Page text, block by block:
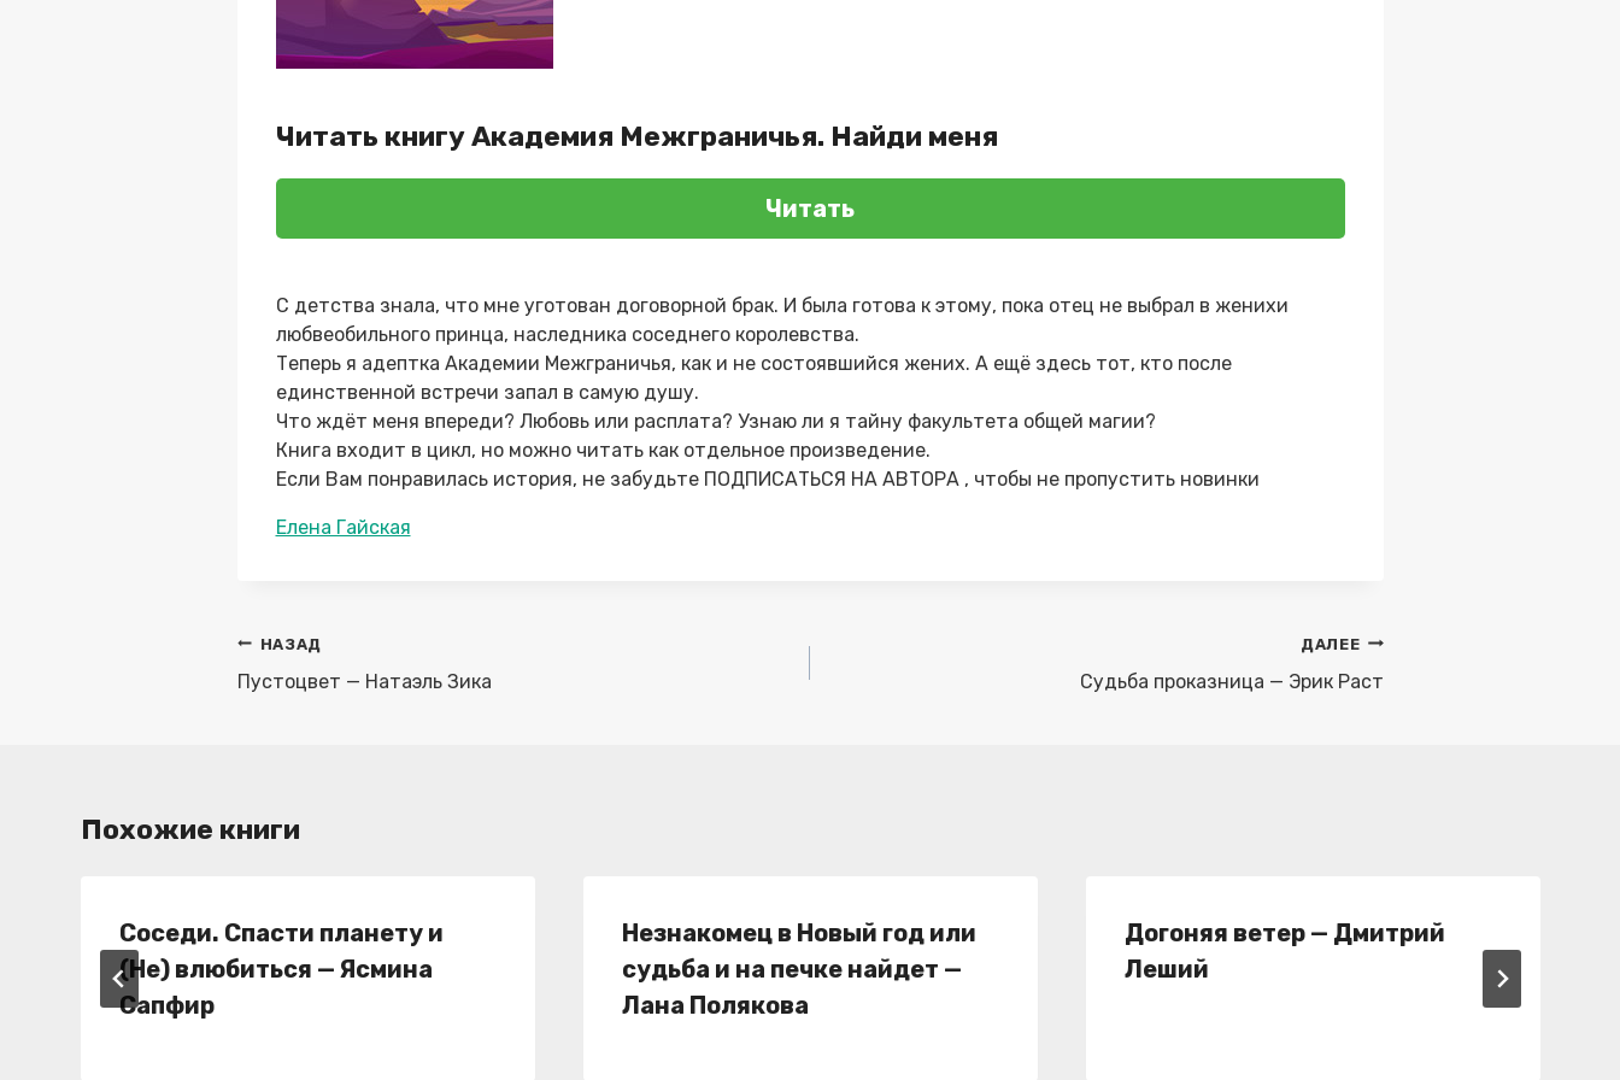
Читать книгу Академия Межграничья. Найди меня
Читать
С детства знала, что мне уготован договорной брак. И была готова к этому, пока отец не выбрал в женихи
любвеобильного принца, наследника соседнего королевства.
Теперь я адептка Академии Межграничья, как и не состоявшийся жених. А ещё здесь тот, кто после
единственной встречи запал в самую душу.
Что ждёт меня впереди? Любовь или расплата? Узнаю ли я тайну факультета общей магии?
Книга входит в цикл, но можно читать как отдельное произведение.
Если Вам понравилась история, не забудьте ПОДПИСАТЬСЯ НА АВТОРА , чтобы не пропустить новинки
Метки
Елена Гайская
Навигация
по
НАЗАД
Пустоцвет — Натаэль Зика
ДАЛЕЕ
Судьба проказница — Эрик Раст
Похожие книги
Соседи. Спасти планету и
(Не) влюбиться — Ясмина
Сапфир
Незнакомец в Новый год или
судьба и на печке найдет —
Лана Полякова
Догоняя ветер — Дмитрий
Леший